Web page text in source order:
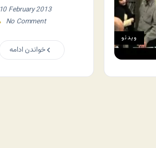
10 February 2013
No Comment
خواندن ادامه
ویدئو